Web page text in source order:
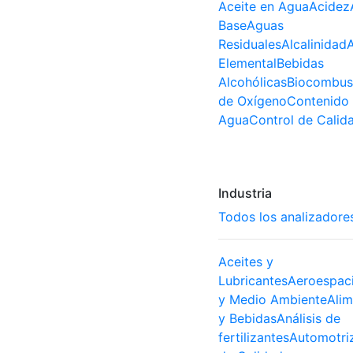
Aceite en AguaAcidez
BaseAguas
ResidualesAlcalinidad
ElementalBebidas
Alcohólicas
de OxígenoContenido
AguaControl de
Industria
Todos los
Aceites y
Lubricantes
y Medio Ambiente
y BebidasAnálisis de
fertilizantes